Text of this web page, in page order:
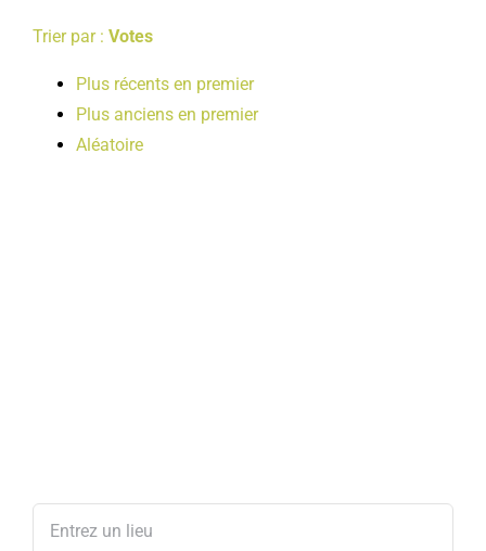
Trier par : Votes
Plus récents en premier
Plus anciens en premier
Aléatoire